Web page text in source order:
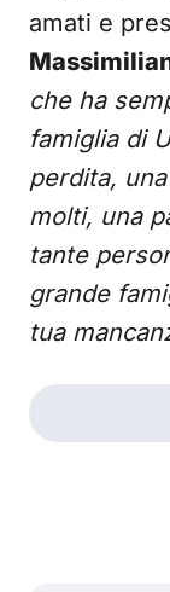
amati e
che ha
famiglia di
perdita,
molti, una
tante
grande
tua